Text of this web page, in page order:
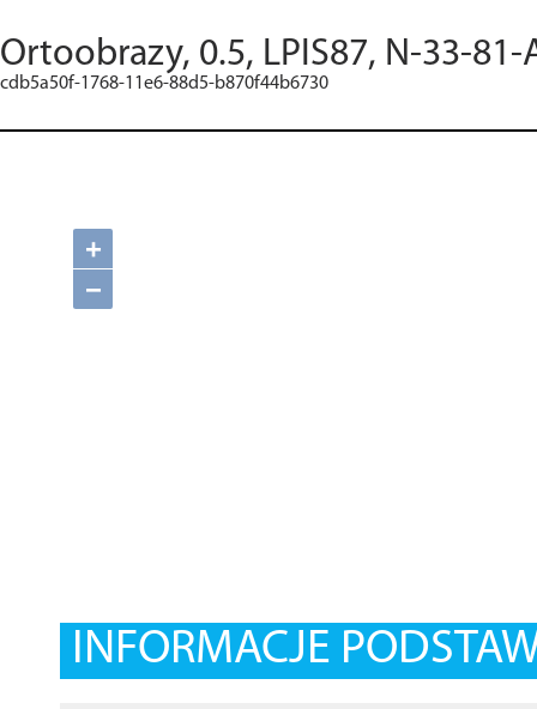
Ortoobrazy, 0.5, LPIS87, N-33-
cdb5a50f-1768-11e6-88d5-b870f44b6730
+
−
INFORMACJE